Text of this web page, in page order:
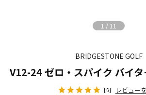
1 / 11
BRIDGESTONE GOLF
V12-24 ゼロ・スパイク バイタ
[6] レビュー